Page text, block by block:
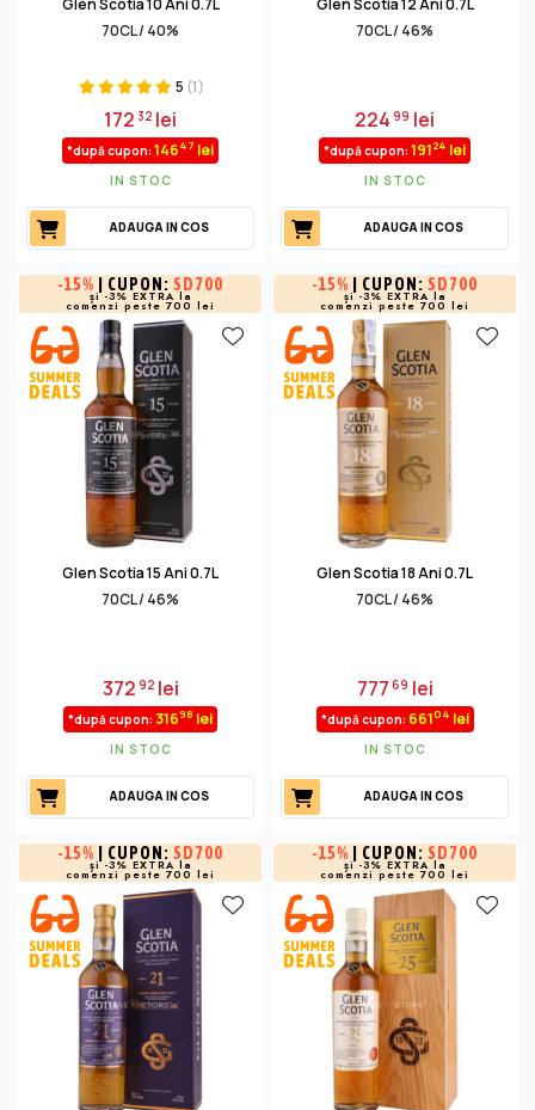
70CL / 40%
5 (1)
172 32 lei
*după cupon: 14647 lei
IN STOC
ADAUGA IN COS
70CL / 46%
22499 lei
*după cupon: 19124 lei
IN STOC
ADAUGA IN COS
-15% | CUPON: SD700
și -3% EXTRA la
comenzi peste 700 lei
Glen Scotia 15 Ani 0.7L
70CL / 46%
37292lei
*după cupon: 31698 lei
IN STOC
ADAUGA IN COS
-15% | CUPON: SD700
și -3% EXTRA la
comenzi peste 700 lei
Glen Scotia 18 Ani 0.7L
70CL / 46%
77769 lei
*după cupon: 66104 lei
IN STOC
ADAUGA IN COS
-15% | CUPON: SD700
și -3% EXTRA la
comenzi peste 700 lei
-15% | CUPON: SD700
și -3% EXTRA la
comenzi peste 700 lei